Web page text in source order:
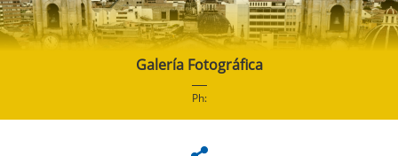
Galería Fotográfica
Ph: